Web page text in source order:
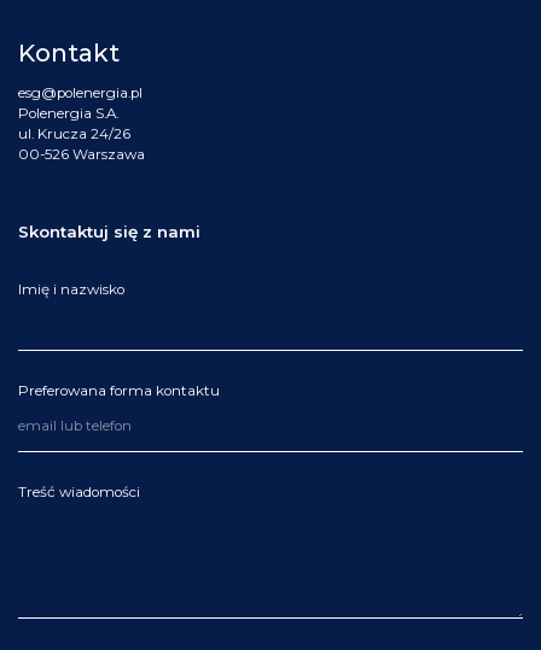
Kontakt
esg@polenergia.pl
Polenergia S.A.
ul. Krucza 24/26
00-526 Warszawa
Skontaktuj się z nami
Imię i nazwisko
Preferowana forma kontaktu
Treść wiadomości